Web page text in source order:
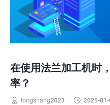
在使用法兰加工机时
率？
 tongshang2023  2025-